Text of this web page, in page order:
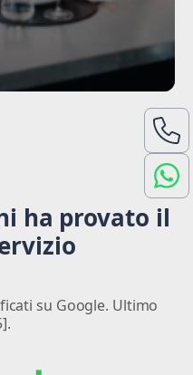
ha provato il
su Google. Ultimo